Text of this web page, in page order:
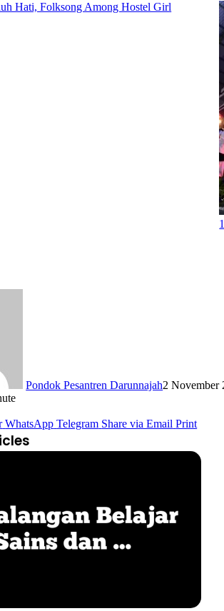
Hati, Folksong Among Hostel Girl
Pondok Pesantren Darunnajah2 November
WhatsApp Telegram Share via Email Print